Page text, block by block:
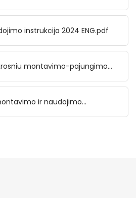
instrukcija 2024 ENG.pdf
montavimo-pajungimo
ir naudojimo